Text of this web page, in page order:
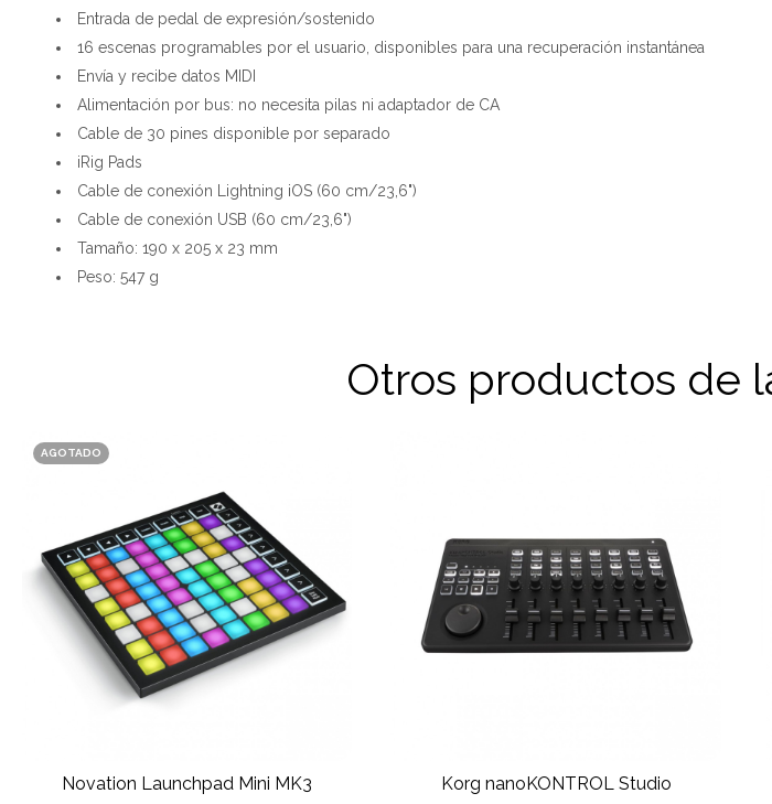
Entrada de pedal de expresión/sostenido
16 escenas programables por el usuario, disponibles para una recuperación instantánea
Envía y recibe datos MIDI
Alimentación por bus: no necesita pilas ni adaptador de CA
Cable de 30 pines disponible por separado
iRig Pads
Cable de conexión Lightning iOS (60 cm/23,6")
Cable de conexión USB (60 cm/23,6")
Tamaño: 190 x 205 x 23 mm
Peso: 547 g
Otros productos de
AGOTADO
Novation Launchpad Mini MK3 Korg nanoKONTROL Studio